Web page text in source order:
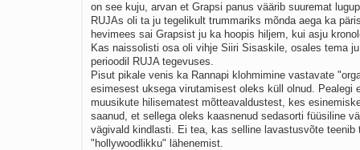
on see kuju, arvan et Grapsi panus väärib suuremat
RUJAs oli ta ju tegelikult trummariks mõnda aega ka
hevimees sai Grapsist ju ka hoopis hiljem, kui asju
Kas naissolisti osa oli vihje Siiri Sisaskile, osales tema
perioodil RUJA tegevuses.
Pisut pikale venis ka Rannapi klohmimine vastavate
esimesest uksega virutamisest oleks küll olnud. Pealegi
muusikute hilisematest mõtteavaldustest, kes
saanud, et sellega oleks kaasnenud sedasorti füüsiline
vägivald kindlasti. Ei tea, kas selline lavastusvõte teenib
"hollywoodlikku" lähenemist.